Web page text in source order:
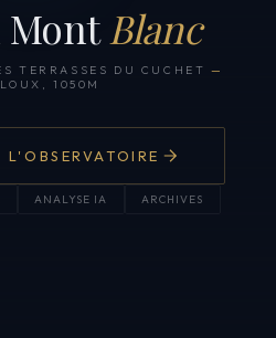
Mont Blanc
TERRASSES DU CUCHET —
1050M
L'OBSERVATOIRE
ANALYSE IA ARCHIVES